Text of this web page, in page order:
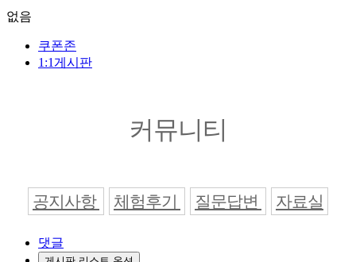
없음
쿠폰존
1:1게시판
커뮤니티
공지사항 체험후기 질문답변 자료실
댓글